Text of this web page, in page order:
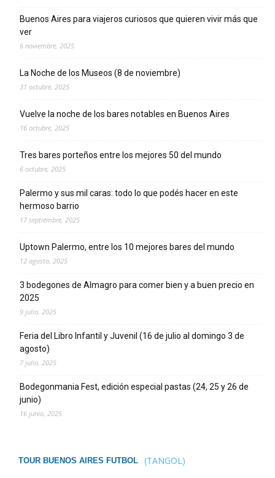
Buenos Aires para viajeros curiosos que quieren vivir más que
ver
6 noviembre, 2025
La Noche de los Museos (8 de noviembre)
31 octubre, 2025
Vuelve la noche de los bares notables en Buenos Aires
16 octubre, 2025
Tres bares porteños entre los mejores 50 del mundo
6 octubre, 2025
Palermo y sus mil caras: todo lo que podés hacer en este
hermoso barrio
17 septiembre, 2025
Uptown Palermo, entre los 10 mejores bares del mundo
12 agosto, 2025
3 bodegones de Almagro para comer bien y a buen precio en
2025
9 julio, 2025
Feria del Libro Infantil y Juvenil (16 de julio al domingo 3 de
agosto)
7 julio, 2025
Bodegonmania Fest, edición especial pastas (24, 25 y 26 de
junio)
16 junio, 2025
TOUR BUENOS AIRES FUTBOL (TANGOL)